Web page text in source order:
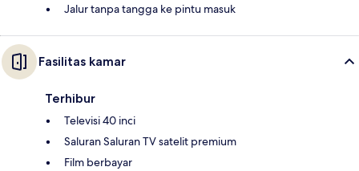
Jalur tanpa tangga ke pintu masuk
Fasilitas kamar
Terhibur
Televisi 40 inci
Saluran Saluran TV satelit premium
Film berbayar